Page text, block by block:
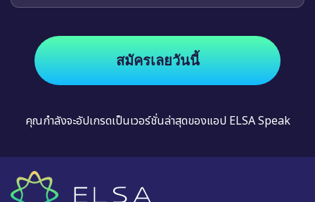
สมัครเลยวันนี้
คุณกำลังจะอัปเกรดเป็นเวอร์ชั่นล่าสุดของแอป ELSA Speak